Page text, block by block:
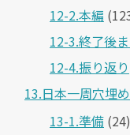
12-2.本編
12-3.終了後
12-4.振り返り
13.日本一周穴埋
13-1.準備 (24)